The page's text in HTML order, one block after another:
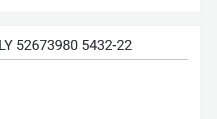
52673980 5432-22